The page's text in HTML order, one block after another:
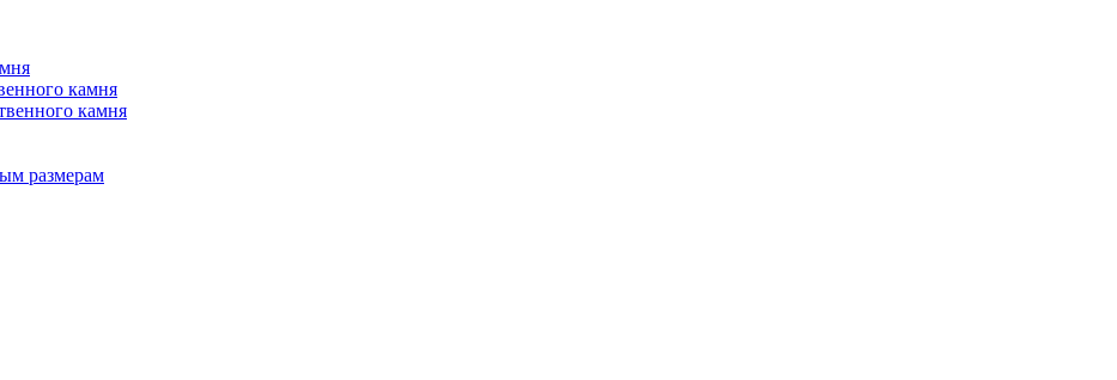
камня
камня
размерам